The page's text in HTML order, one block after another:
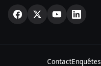
ContactEnquêtes